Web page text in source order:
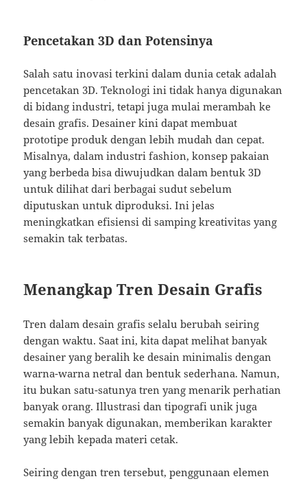
Pencetakan 3D dan Potensinya
Salah satu inovasi terkini dalam dunia cetak adalah
pencetakan 3D. Teknologi ini tidak hanya digunakan
di bidang industri, tetapi juga mulai merambah ke
desain grafis. Desainer kini dapat membuat
prototipe produk dengan lebih mudah dan cepat.
Misalnya, dalam industri fashion, konsep pakaian
yang berbeda bisa diwujudkan dalam bentuk 3D
untuk dilihat dari berbagai sudut sebelum
diputuskan untuk diproduksi. Ini jelas
meningkatkan efisiensi di samping kreativitas yang
semakin tak terbatas.
Menangkap Tren Desain Grafis
Tren dalam desain grafis selalu berubah seiring
dengan waktu. Saat ini, kita dapat melihat banyak
desainer yang beralih ke desain minimalis dengan
warna-warna netral dan bentuk sederhana. Namun,
itu bukan satu-satunya tren yang menarik perhatian
banyak orang. Illustrasi dan tipografi unik juga
semakin banyak digunakan, memberikan karakter
yang lebih kepada materi cetak.
Seiring dengan tren tersebut, penggunaan elemen